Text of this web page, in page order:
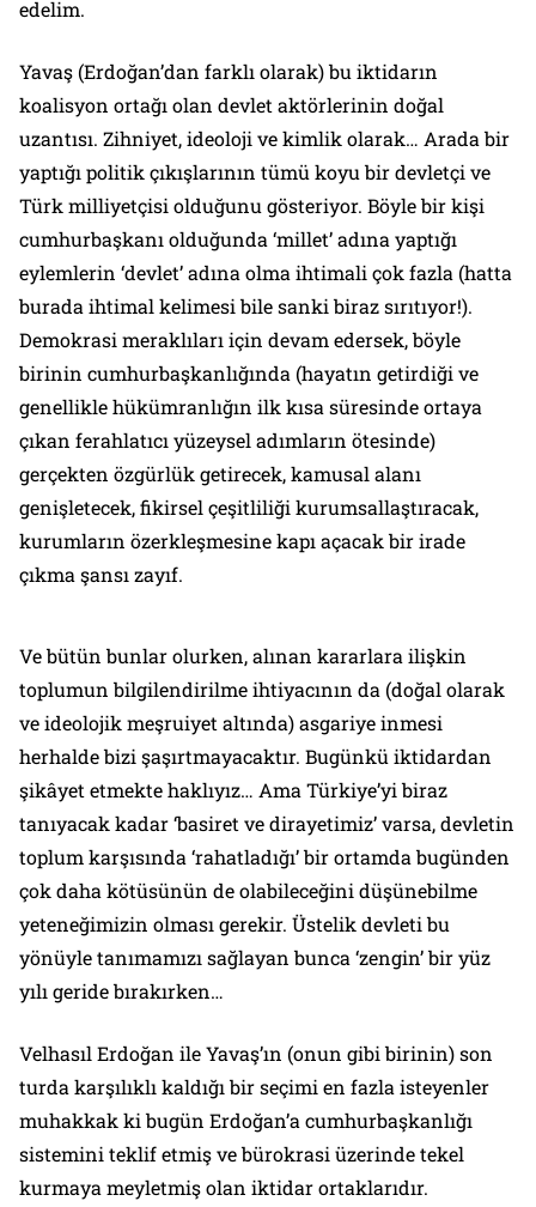
edelim.
Yavaş (Erdoğan’dan farklı olarak) bu iktidarın
koalisyon ortağı olan devlet aktörlerinin doğal
uzantısı. Zihniyet, ideoloji ve kimlik olarak… Arada bir
yaptığı politik çıkışlarının tümü koyu bir devletçi ve
Türk milliyetçisi olduğunu gösteriyor. Böyle bir kişi
cumhurbaşkanı olduğunda ‘millet’ adına yaptığı
eylemlerin ‘devlet’ adına olma ihtimali çok fazla (hatta
burada ihtimal kelimesi bile sanki biraz sırıtıyor!).
Demokrasi meraklıları için devam edersek, böyle
birinin cumhurbaşkanlığında (hayatın getirdiği ve
genellikle hükümranlığın ilk kısa süresinde ortaya
çıkan ferahlatıcı yüzeysel adımların ötesinde)
gerçekten özgürlük getirecek, kamusal alanı
genişletecek, fikirsel çeşitliliği kurumsallaştıracak,
kurumların özerkleşmesine kapı açacak bir irade
çıkma şansı zayıf.
Ve bütün bunlar olurken, alınan kararlara ilişkin
toplumun bilgilendirilme ihtiyacının da (doğal olarak
ve ideolojik meşruiyet altında) asgariye inmesi
herhalde bizi şaşırtmayacaktır. Bugünkü iktidardan
şikâyet etmekte haklıyız… Ama Türkiye’yi biraz
tanıyacak kadar ‘basiret ve dirayetimiz’ varsa, devletin
toplum karşısında ‘rahatladığı’ bir ortamda bugünden
çok daha kötüsünün de olabileceğini düşünebilme
yeteneğimizin olması gerekir. Üstelik devleti bu
yönüyle tanımamızı sağlayan bunca ‘zengin’ bir yüz
yılı geride bırakırken…
Velhasıl Erdoğan ile Yavaş’ın (onun gibi birinin) son
turda karşılıklı kaldığı bir seçimi en fazla isteyenler
muhakkak ki bugün Erdoğan’a cumhurbaşkanlığı
sistemini teklif etmiş ve bürokrasi üzerinde tekel
kurmaya meyletmiş olan iktidar ortaklarıdır.